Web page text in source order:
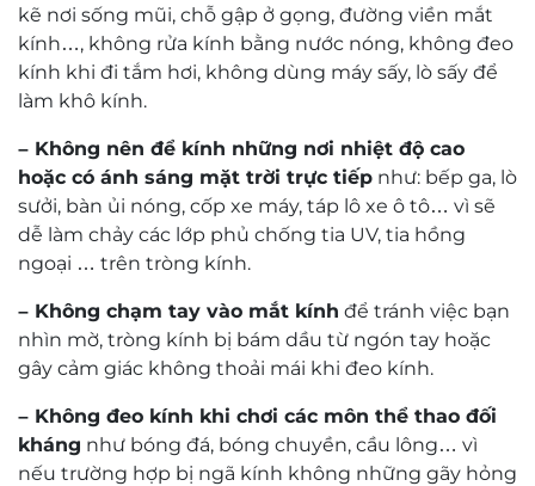
nổi bật gương mặt người đeo thay vì khiến chiếc
kính trở nên nặng nề. Chất liệu titanium, thiết kế
nửa khung và phối màu vàng – đen tạo nên một
tổng thể sang trọng, bền bỉ và rất dễ dùng lâu dài.
Với mức giá12.000.000đ,Silhouette
5583_75_7681_53là lựa chọn xứng đáng cho khách
hàng đang tìm một chiếc gọng kính cao cấp, siêu
nhẹ, tinh tế và mang phong thái chuyên nghiệp.
Silhouette 5583_75_7681_53 – nhẹ trên gương
mặt, sắc trong phong thái, bền theo thời gian.
kẽ nơi sống mũi, chỗ gập ở gọng, đường viền mắt
kính…, không rửa kính bằng nước nóng, không đeo
kính khi đi tắm hơi, không dùng máy sấy, lò sấy để
làm khô kính.
– Không nên để kính những nơi nhiệt độ cao
hoặc có ánh sáng mặt trời trực tiếp như: bếp ga, lò
sưởi, bàn ủi nóng, cốp xe máy, táp lô xe ô tô… vì sẽ
dễ làm chảy các lớp phủ chống tia UV, tia hồng
ngoại … trên tròng kính.
– Không chạm tay vào mắt kính để tránh việc bạn
nhìn mờ, tròng kính bị bám dầu từ ngón tay hoặc
gây cảm giác không thoải mái khi đeo kính.
– Không đeo kính khi chơi các môn thể thao đối
kháng như bóng đá, bóng chuyền, cầu lông… vì
nếu trường hợp bị ngã kính không những gãy hỏng